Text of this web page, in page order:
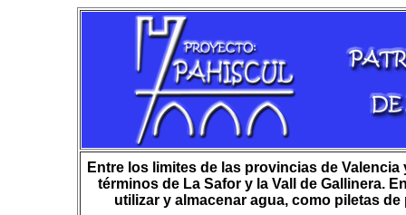
Entre los limites de las provincias de
términos de La Safor y la Vall de Gallinera.
utilizar y almacenar agua, como piletas